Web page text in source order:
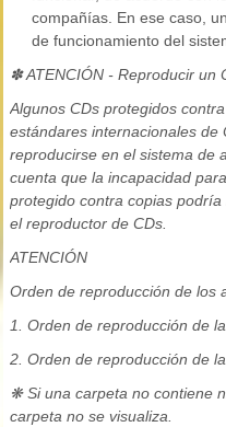
compañías. En ese caso,
de funcionamiento del
✽ ATENCIÓN - Reproducir un
Algunos CDs protegidos
estándares internacionales
reproducirse en el sistema de
cuenta que la incapacidad
protegido contra copias
el reproductor de CDs.
ATENCIÓN
Orden de reproducción de los
1. Orden de reproducción de
2. Orden de reproducción de
❋ Si una carpeta no contiene
carpeta no se visualiza.